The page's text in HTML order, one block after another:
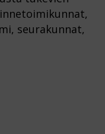
seurakunnat,